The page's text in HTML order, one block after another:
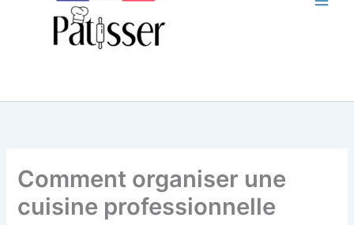
Comment organiser une
cuisine professionnelle